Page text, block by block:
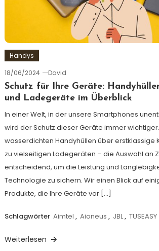
Handys
18/06/2024
David
Schutz für Ihre Geräte:
und Ladegeräte im Überblick
In einer Welt, in der unsere Smartphones
wird der Schutz dieser Geräte immer
wasserdichten Handyhüllen über erstklassige
zu vielseitigen Ladegeräten – die Auswahl an
entscheidend, um die Leistung und
Technologie zu sichern. Wir einen Blick auf
Produkte, die Ihre Geräte vor […]
Schlagwörter Aimtel , Aioneus , JBL, TUSEASY
Weiterlesen